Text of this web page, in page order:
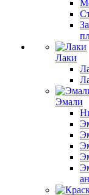
Лаки
Эмали